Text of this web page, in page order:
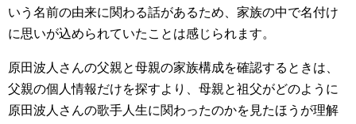
いう名前の由来に関わる話があるため、家族の中で名付け
に思いが込められていたことは感じられます。
原田波人さんの父親と母親の家族構成を確認するときは、
父親の個人情報だけを探すより、母親と祖父がどのように
原田波人さんの歌手人生に関わったのかを見たほうが理解